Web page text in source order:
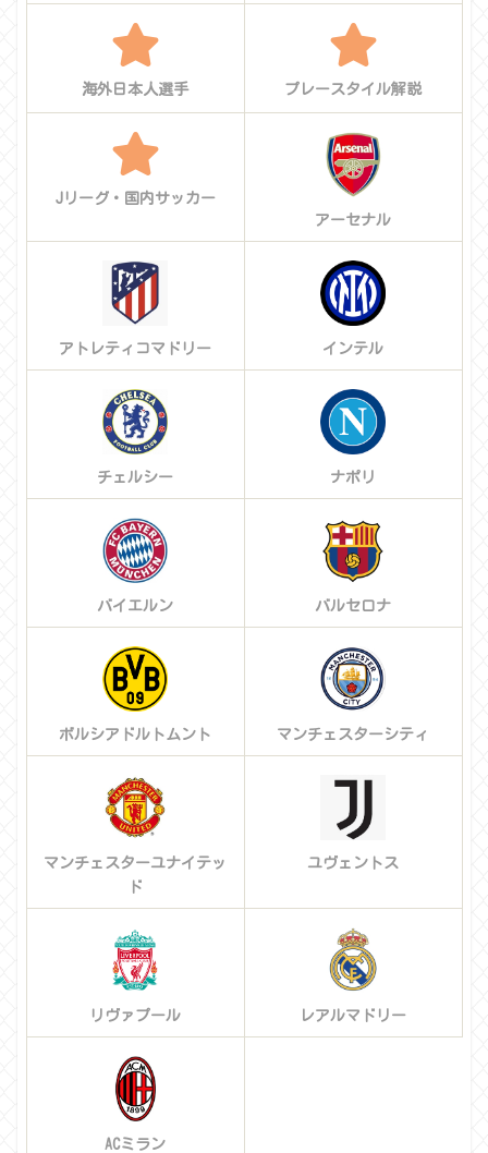
海外日本人選手 プレースタイル解説
Jリーグ・国内サッカー
アーセナル
アトレティコマドリー インテル
チェルシー ナポリ
バイエルン バルセロナ
ボルシアドルトムント マンチェスターシティ
マンチェスターユナイテッ
ド
ユヴェントス
リヴァプール レアルマドリー
ACミラン